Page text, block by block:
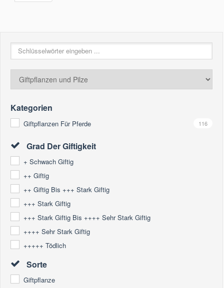
Kategorien
Giftpflanzen Für Pferde 116
Grad Der Giftigkeit
+ Schwach Giftig
++ Giftig
++ Giftig Bis +++ Stark Giftig
+++ Stark Giftig
+++ Stark Giftig Bis ++++ Sehr Stark Giftig
++++ Sehr Stark Giftig
+++++ Tödlich
Sorte
Giftpflanze